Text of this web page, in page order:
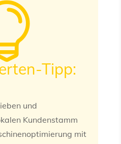
Tipp:
und
Kundenstamm
mit